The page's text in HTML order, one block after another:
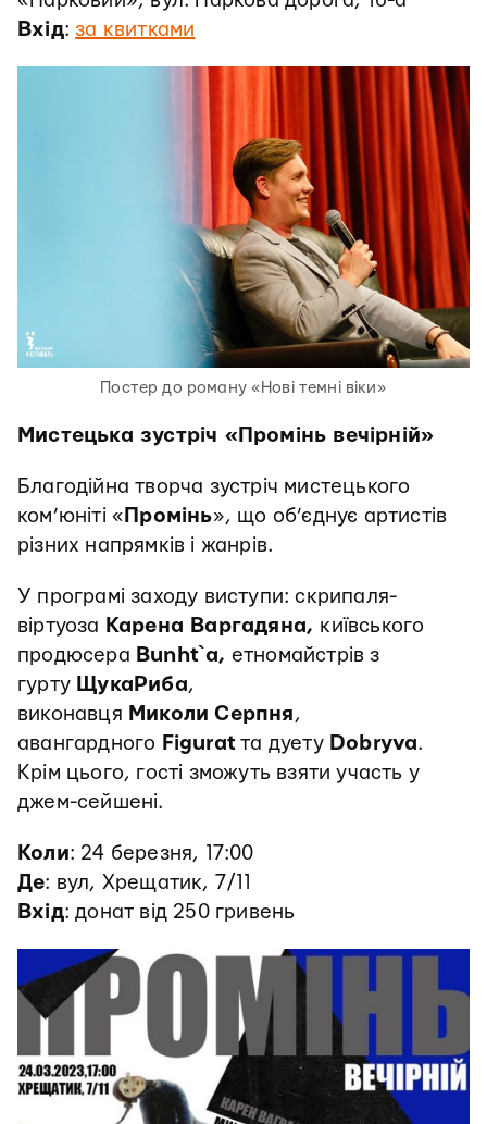
Вхід: за квитками
Постер до роману «Нові темні віки»
Мистецька зустріч «Промінь вечірній»
Благодійна творча зустріч мистецького
ком’юніті « Промінь», що об’єднує артистів
різних напрямків і жанрів.
У програмі заходу виступи: скрипаля-
віртуоза Карена Варгадяна, київського
продюсера Bunht`a, етномайстрів з
гурту ЩукаРиба,
виконавця Миколи Серпня,
авангардного Figurat та дуету Dobryva.
Крім цього, гості зможуть взяти участь у
джем-сейшені.
Коли: 24 березня, 17:00
Де: вул, Хрещатик, 7/11
Вхід: донат від 250 гривень